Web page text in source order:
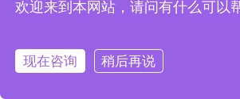
IT人员随时根据业务变化快速调整
OA系统集成项目通常需要多长时间
员参与？
项目周期取决于集成的复
欢迎来到本网站，请问有什么可以
现在咨询 稍后再说